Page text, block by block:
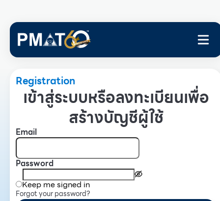
Registration
เข้าสู่ระบบหรือลงทะเบียนเพื่อ
สร้างบัญชีผู้ใช้
Email
Password
Keep me signed in
Forgot your password?